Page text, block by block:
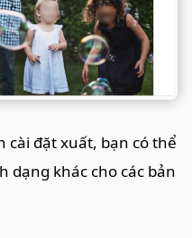
cài đặt xuất, bạn có thể
dạng khác cho các bản